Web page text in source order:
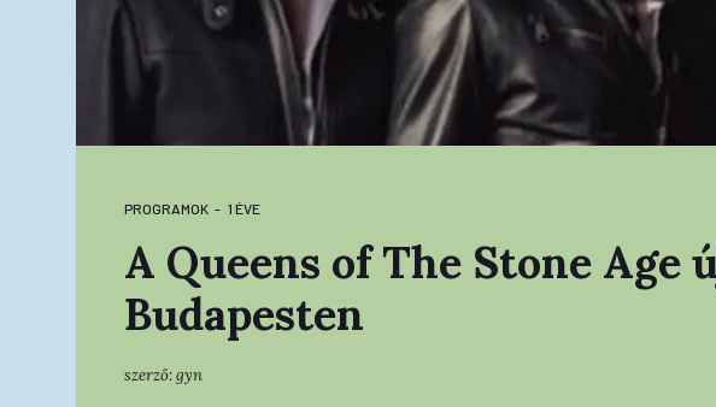
PROGRAMOK 1 ÉVE
A Queens of The Stone Age
Budapesten
szerző:gyn